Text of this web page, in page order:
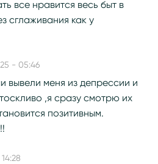
все нравится весь быт в
сглаживания как у
- 05:46
вывели меня из депрессии и
,я сразу смотрю их
позитивным.